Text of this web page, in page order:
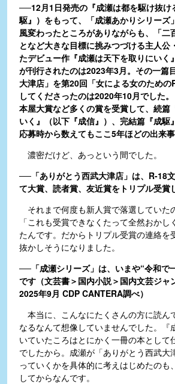
──12月1日発売の『成瀬は都を駆け抜け
駆』）をもって、「成瀬あかりシリーズ
風変わったところがありながらも、「二
となど大きな目標に挑みつづける主人公
たデビュー作『成瀬は天下を取りにいく
が刊行されたのは2023年3月。その一篇
大津店」を第20回「女による女のため
してくださったのは2020年10月でした
本屋大賞など多くの賞を受賞して、続篇
いく』（以下『成信』）、完結篇『成駆
応募時から数えてもここ5年ほどの出来事
濃密だけど、あっという間でした。
──「ありがとう西武大津店」は、R-18
て大賞、読者賞、友近賞をトリプル受賞
それまで何度も新人賞で落選していた
「これも受賞できなくたって全然おか
たんです。だからトリプル受賞の連絡を
抜かしそうになりました。
──「成瀬シリーズ」は、いまや“令和で
です（文芸書＞国内小説＞国内文芸ジャ
2025年9月 CDP CANTERA調べ）
本当に、こんなにたくさんの方に読ん
なるなんて想像していませんでした。『
いていたころはとにかく一冊の本として
でしたから。成瀬が「ありがとう西武大
っていくかを具体的に考えはじめたのも
してからなんです。